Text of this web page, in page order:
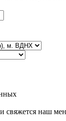
свяжется наш